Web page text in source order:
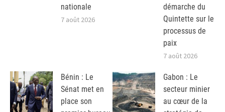
nationale
7 août 2026
démarche du
Quintette sur le
processus de
paix
7 août 2026
Bénin : Le
Sénat met en
place son
Gabon : Le
secteur minier
au cœur de la